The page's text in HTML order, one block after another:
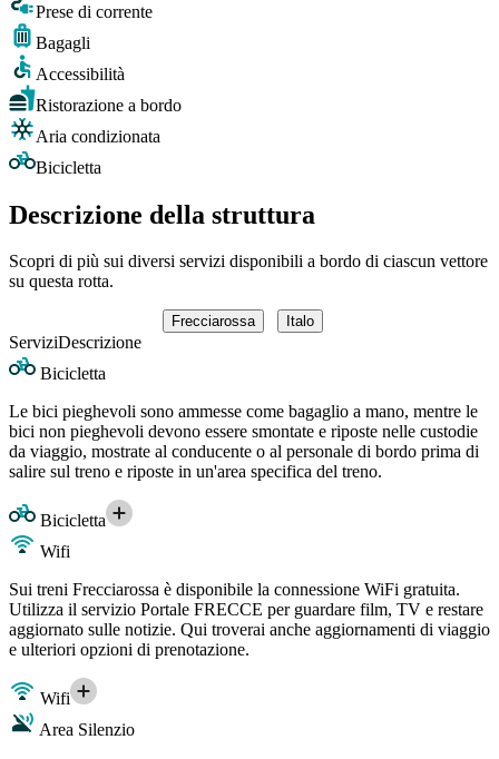
Prese di corrente
Bagagli
Accessibilità
Ristorazione a bordo
Aria condizionata
Bicicletta
Descrizione della struttura
Scopri di più sui diversi servizi disponibili a bordo di ciascun vettore
su questa rotta.
Frecciarossa Italo
ServiziDescrizione
Bicicletta
Le bici pieghevoli sono ammesse come bagaglio a mano, mentre le
bici non pieghevoli devono essere smontate e riposte nelle custodie
da viaggio, mostrate al conducente o al personale di bordo prima di
salire sul treno e riposte in un'area specifica del treno.
Bicicletta
Wifi
Sui treni Frecciarossa è disponibile la connessione WiFi gratuita.
Utilizza il servizio Portale FRECCE per guardare film, TV e restare
aggiornato sulle notizie. Qui troverai anche aggiornamenti di viaggio
e ulteriori opzioni di prenotazione.
Wifi
Area Silenzio